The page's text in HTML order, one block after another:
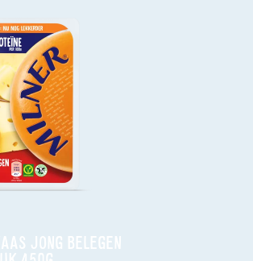
JONG BELEGEN